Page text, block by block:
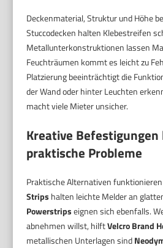
Deckenmaterial, Struktur und Höhe
Stuccodecken halten Klebestreifen
Metallunterkonstruktionen lassen
Feuchträumen kommt es leicht zu
Platzierung beeinträchtigt die
der Wand oder hinter Leuchten
macht viele Mieter unsicher.
Kreative Befestigungen
praktische Probleme
Praktische Alternativen
Strips halten leichte Melder an
Powerstripseignen sich ebenfalls.
abnehmen willst, hilftVelcro Brand
metallischen Unterlagen sind